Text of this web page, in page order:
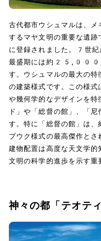
古代都市ウシュマルは、
するマヤ文明の重要な
に登録されました。7世
最盛期には約25,000人
す。ウシュマルの最大の
の建築様式です。この様
や幾何学的なデザインを特
ド」や「総督の館」、「
す。特に「総督の館」は
プウク様式の最高傑作と
建物配置は高度な天文学
文明の科学的進歩を示す重
神々の都「テオテ